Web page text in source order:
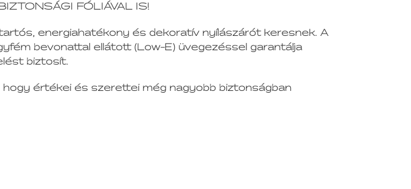
FÓLIÁVAL IS!
energiahatékony és dekoratív nyílászárót keresnek. A
bevonattal ellátott (Low-E) üvegezéssel garantálja
biztosít.
hogy értékei és szerettei még nagyobb biztonságban